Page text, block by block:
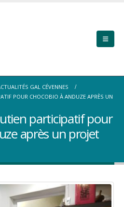
GAL CÉVENNES
POUR CHOCOBIO À ANDUZE APRÈS UN
participatif pour
après un projet